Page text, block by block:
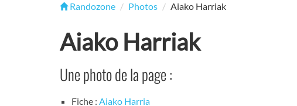
Randozone Photos Aiako Harriak
Aiako Harriak
Une photo de la page :
Fiche : Aiako Harria